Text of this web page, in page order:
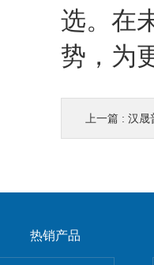
选。在
势，为
上一篇 : 汉晟
热销产品